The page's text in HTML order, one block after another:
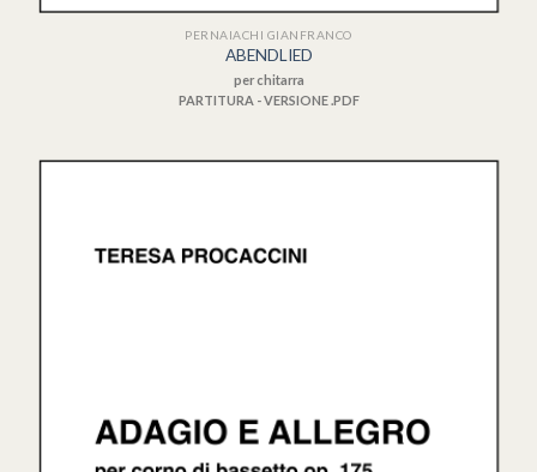
PERNAIACHI GIANFRANCO
ABENDLIED
per chitarra
PARTITURA - VERSIONE .PDF